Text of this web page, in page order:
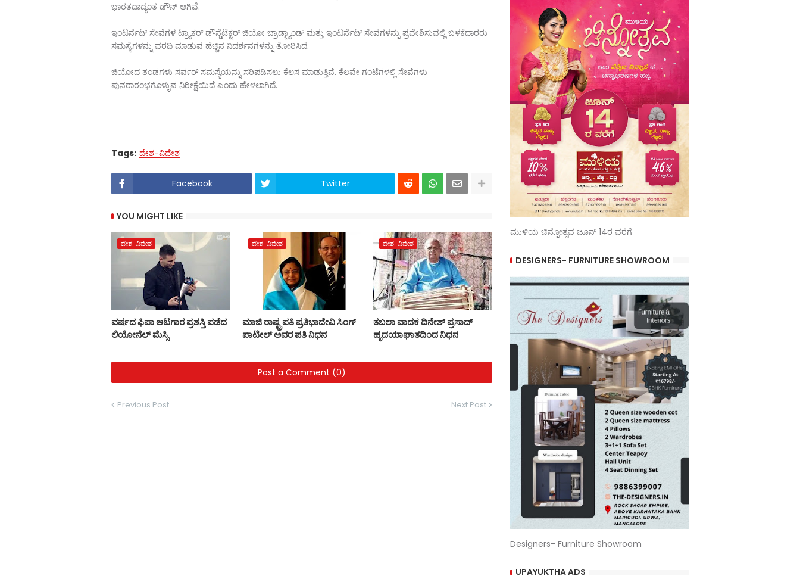
ಭಾರತದಾದ್ಯಂತ ಡೌನ್ ಆಗಿವೆ.
ಇಂಟರ್ನೆಟ್ ಸೇವೆಗಳ ಟ್ರ್ಯಾಕರ್ ಡೌನ್ಡೆಟೆಕ್ಟರ್ ಜಿಯೋ ಬ್ರಾಡ್ಬ್ಯಾಂಡ್ ಮತ್ತು ಇಂಟರ್ನೆಟ್ ಸೇವೆಗಳನ್ನು ಪ್ರವೇಶಿಸುವಲ್ಲಿ ಬಳಕೆದಾರರು
ಸಮಸ್ಯೆಗಳನ್ನು ವರದಿ ಮಾಡುವ ಹೆಚ್ಚಿನ ನಿದರ್ಶನಗಳನ್ನು ತೋರಿಸಿದೆ.
ಜಿಯೋದ ತಂಡಗಳು ಸರ್ವರ್ ಸಮಸ್ಯೆಯನ್ನು ಸರಿಪಡಿಸಲು ಕೆಲಸ ಮಾಡುತ್ತಿವೆ. ಕೆಲವೇ ಗಂಟೆಗಳಲ್ಲಿ ಸೇವೆಗಳು
ಪುನರಾರಂಭಗೊಳ್ಳುವ ನಿರೀಕ್ಷೆಯಿದೆ ಎಂದು ಹೇಳಲಾಗಿದೆ.
Tags: ದೇಶ-ವಿದೇಶ
Facebook Twitter
YOU MIGHT LIKE
ದೇಶ-ವಿದೇಶ
ವರ್ಷದ ಫಿಪಾ ಆಟಗಾರ ಪ್ರಶಸ್ತಿ ಪಡೆದ
ಲಿಯೋನೆಲ್ ಮೆಸ್ಸಿ
ದೇಶ-ವಿದೇಶ
ಮಾಜಿ ರಾಷ್ಟ್ರಪತಿ ಪ್ರತಿಭಾದೇವಿ ಸಿಂಗ್‌
ಪಾಟೀಲ್‌ ಅವರ ಪತಿ ನಿಧನ
ದೇಶ-ವಿದೇಶ
ತಬಲಾ ವಾದಕ ದಿನೇಶ್ ಪ್ರಸಾದ್
ಹೃದಯಾಘಾತದಿಂದ ನಿಧನ
Post a Comment (0)
Previous Post Next Post
ಮುಳಿಯ ಚಿನ್ನೋತ್ಸವ ಜೂನ್ 14ರ ವರೆಗೆ
DESIGNERS- FURNITURE SHOWROOM
Designers- Furniture Showroom
UPAYUKTHA ADS